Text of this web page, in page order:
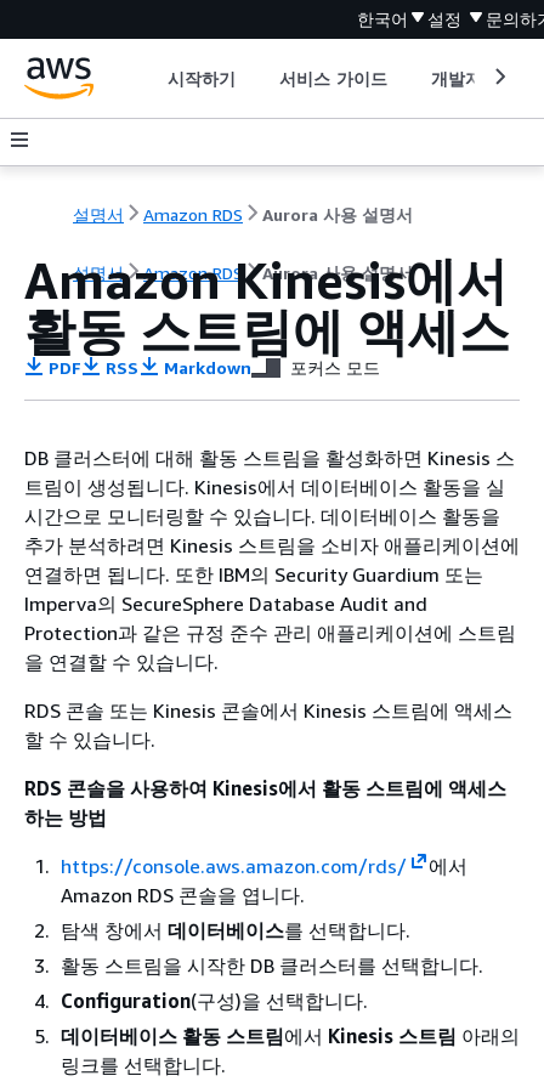
한국어 설정 문의하
시작하기 서비스 가이드 개발자 도구
설명서 Amazon RDS Aurora 사용 설명서
설명서 Amazon RDS Aurora 사용 설명서
Amazon Kinesis에서
활동 스트림에 액세스
PDF RSS Markdown 포커스 모드
DB 클러스터에 대해 활동 스트림을 활성화하면 Kinesis 스
트림이 생성됩니다. Kinesis에서 데이터베이스 활동을 실
시간으로 모니터링할 수 있습니다. 데이터베이스 활동을
추가 분석하려면 Kinesis 스트림을 소비자 애플리케이션에
연결하면 됩니다. 또한 IBM의 Security Guardium 또는
Imperva의 SecureSphere Database Audit and
Protection과 같은 규정 준수 관리 애플리케이션에 스트림
을 연결할 수 있습니다.
RDS 콘솔 또는 Kinesis 콘솔에서 Kinesis 스트림에 액세스
할 수 있습니다.
RDS 콘솔을 사용하여 Kinesis에서 활동 스트림에 액세스
하는 방법
https://console.aws.amazon.com/rds/
에서
Amazon RDS 콘솔을 엽니다.
탐색 창에서 데이터베이스를 선택합니다.
활동 스트림을 시작한 DB 클러스터를 선택합니다.
Configuration(구성)을 선택합니다.
데이터베이스 활동 스트림에서 Kinesis 스트림 아래의
링크를 선택합니다.